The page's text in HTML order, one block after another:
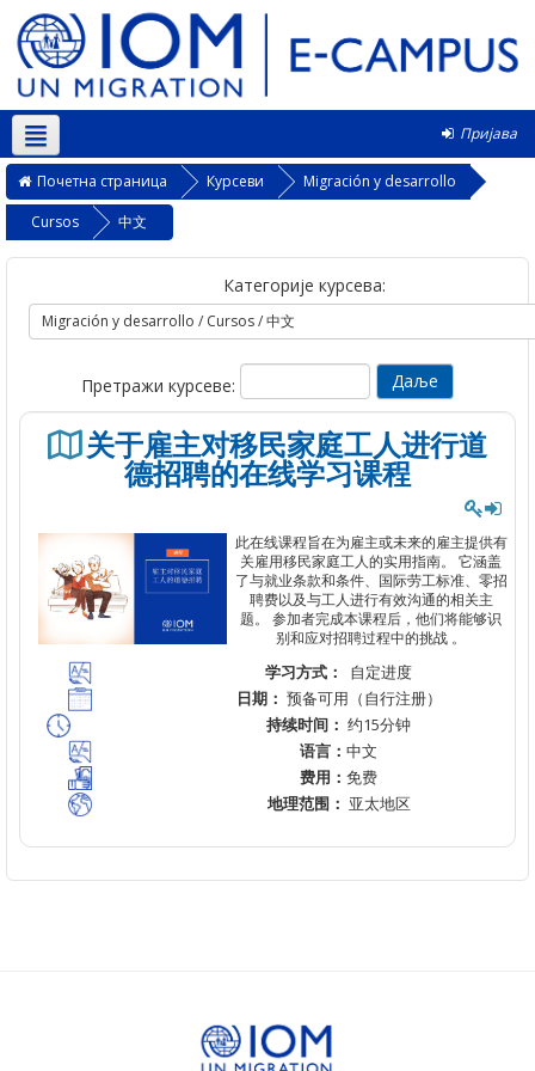
Пријава
Српски ‎(sr_cr)‎
Почетна страница Курсеви
Migración y desarrollo
Cursos
中文
Категорије курсева:
Претражи курсеве:
关于雇主对移民家庭工人进行道
德招聘的在线学习课程
此在线课程旨在为雇主或未来的雇主提供有
关雇用移民家庭工人的实用指南。
它涵盖
了与就业条款和条件、国际劳工标准、零招
聘费以及与工人进行有效沟通的相关主
题。
参加者完成本课程后，他们将能够识
别和应对招聘过程中的挑战 。
学习方式：
自定进度
日期： 预备可用（自行注册）
持续时间： 约15分钟
语言： 中文
费用： 免费
地理范围： 亚太地区